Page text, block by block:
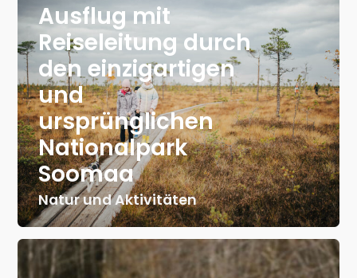
Ausflug mit
Reiseleitung durch
den einzigartigen
und
ursprünglichen
Nationalpark
Soomaa
Natur und Aktivitäten